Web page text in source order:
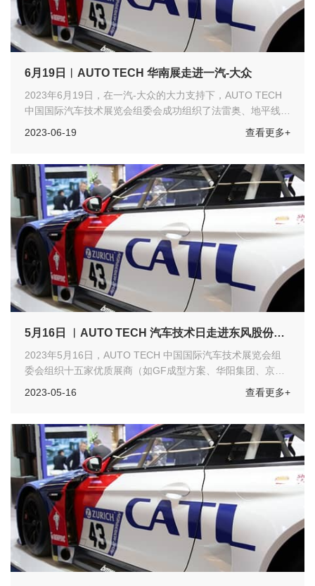
6月19日︱AUTO TECH 华南展走进一汽-大众
2023年6月19日，在一汽-大众的大力支持下，AUTO TECH
中国国际汽车技术展览会组委会成功组织了法雷奥、地平线、
大疆车载、博泰车联网、dSPACE、东软集团等二十六家优质
件化”为主题，集中展示产品涉及多个领域，如汽车电子、智
能驾驶、新能源汽车技术、智能网联、智能座舱、汽车测试等
话题，现场氛围热烈，交流会成功举办！
2023-06-19 查看更多+
5月16日 ︱AUTO TECH 汽车技术日走进东风股份商
2023年5月16日，AUTO TECH 中国国际汽车技术展览会组
委会组织十五家优质展商（如GF成型方案、华阳集团、京东
方集团、黑芝麻智能等等）走进东风股份商品研发院参加“东
术、智能网联、智能座舱、汽车测试等话题，现场氛围热烈，
交流会成功举办！
2023-05-16 查看更多+